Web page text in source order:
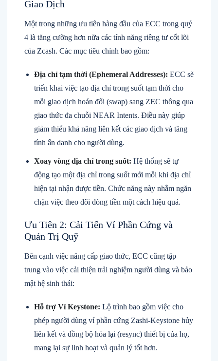
Giao Dịch
Một trong những ưu tiên hàng đầu của ECC trong quý
4 là tăng cường hơn nữa các tính năng riêng tư cốt lõi
của Zcash. Các mục tiêu chính bao gồm:
Địa chỉ tạm thời (Ephemeral Addresses): ECC sẽ
triển khai việc tạo địa chỉ trong suốt tạm thời cho
mỗi giao dịch hoán đổi (swap) sang ZEC thông qua
giao thức đa chuỗi NEAR Intents. Điều này giúp
giảm thiểu khả năng liên kết các giao dịch và tăng
tính ẩn danh cho người dùng.
Xoay vòng địa chỉ trong suốt: Hệ thống sẽ tự
động tạo một địa chỉ trong suốt mới mỗi khi địa chỉ
hiện tại nhận được tiền. Chức năng này nhằm ngăn
chặn việc theo dõi dòng tiền một cách hiệu quả.
Ưu Tiên 2: Cải Tiến Ví Phần Cứng và
Quản Trị Quỹ
Bên cạnh việc nâng cấp giao thức, ECC cũng tập
trung vào việc cải thiện trải nghiệm người dùng và bảo
mật hệ sinh thái:
Hỗ trợ Ví Keystone: Lộ trình bao gồm việc cho
phép người dùng ví phần cứng Zashi-Keystone hủy
liên kết và đồng bộ hóa lại (resync) thiết bị của họ,
mang lại sự linh hoạt và quản lý tốt hơn.